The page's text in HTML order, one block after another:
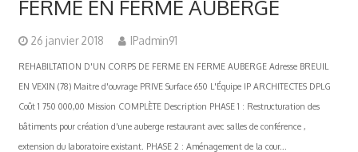
FERME EN FERME AUBERGE
26 janvier 2018 IPadmin91
REHABILTATION D'UN CORPS DE FERME EN FERME AUBERGE Adresse BREUIL
EN VEXIN (78) Maitre d'ouvrage PRIVE Surface 650 L'Équipe IP ARCHITECTES DPLG
Coût 1 750 000,00 Mission COMPLÈTE Description PHASE 1 : Restructuration des
bâtiments pour création d'une auberge restaurant avec salles de conférence ,
extension du laboratoire existant. PHASE 2 : Aménagement de la cour...